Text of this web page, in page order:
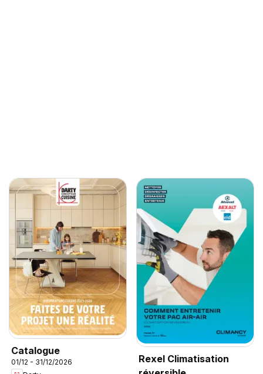
Catalogue
01/12 - 31/12/2026
Rexel Climatisation